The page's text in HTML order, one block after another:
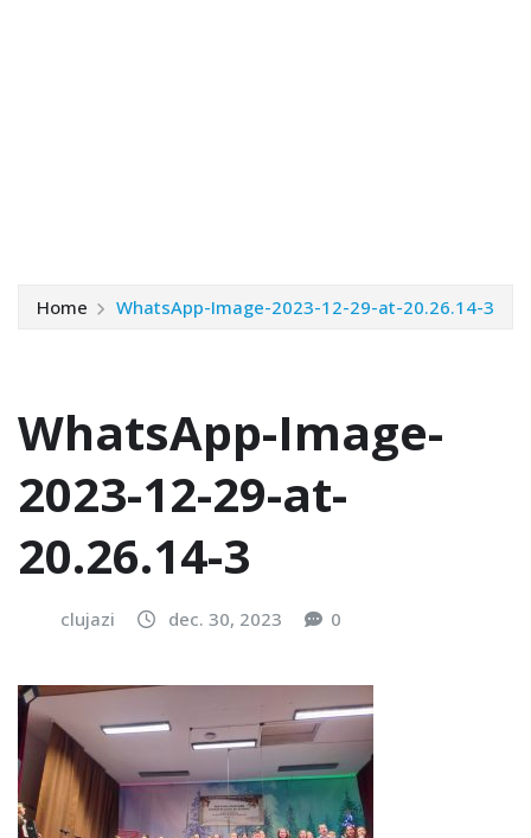
Home WhatsApp-Image-2023-12-29-at-20.26.14-3
WhatsApp-Image-
2023-12-29-at-
20.26.14-3
clujazi dec. 30, 2023 0